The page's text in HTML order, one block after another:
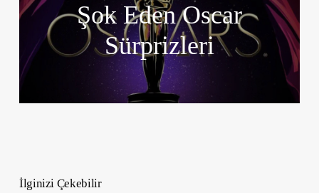
Şok Eden Oscar
Sürprizleri
İlginizi Çekebilir